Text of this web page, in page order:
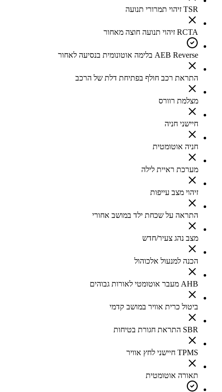
TSR זיהוי תמרורי תנועה
RCTA זיהוי תנועה חוצה מאחור
AEB Reverse בלימה אוטונומית בנסיעה לאחור
התראת רכב חולף בפתיחת דלת של הרכב
מצלמת רוורס
חיישני חניה
חניה אוטומטית
מערכת ראיית לילה
זיהוי מצב עייפות
התראה על שכחת ילד במושב אחורי
מצב נהג צעיר/חדש
הכנה למנעול אלכוהול
AHB מעבר אוטומטי לאורות גבוהים
ביטול כרית אוויר במושב קדמי
SBR התראת חגורת בטיחות
TPMS חיישני לחץ אוויר
תאורה אוטומטית